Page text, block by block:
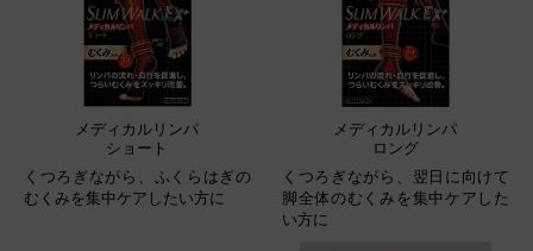
メディカルリンパ
ショート
くつろぎながら、ふくらはぎの
むくみを集中ケアしたい方に
メディカルリンパ
ロング
くつろぎながら、翌日に向けて
脚全体のむくみを集中ケアした
い方に